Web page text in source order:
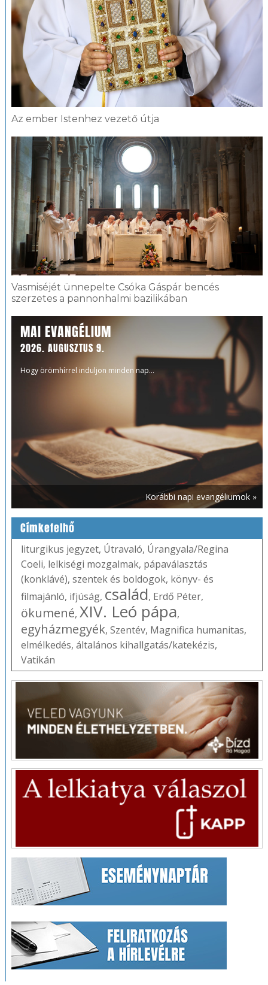
Az ember Istenhez vezető útja
Vasmiséjét ünnepelte Csóka Gáspár bencés
szerzetes a pannonhalmi bazilikában
MAI EVANGÉLIUM
2026. AUGUSZTUS 9.
Hogy örömhírrel induljon minden nap...
Korábbi napi evangéliumok »
Címkefelhő
liturgikus jegyzet, Útravaló, Úrangyala/Regina
Coeli, lelkiségi mozgalmak, pápaválasztás
(konklávé), szentek és boldogok, könyv- és
filmajánló, ifjúság, család, Erdő Péter,
ökumené, XIV. Leó pápa,
egyházmegyék, Szentév, Magnifica humanitas,
elmélkedés, általános kihallgatás/katekézis,
Vatikán